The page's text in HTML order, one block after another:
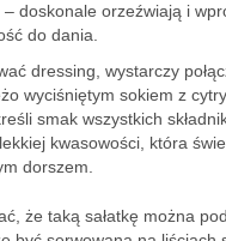
– doskonale orzeźwiają i
do dania.
dressing, wystarczy
wyciśniętym sokiem z
smak wszystkich
kwasowości, która
dorszem.
że taką sałatkę można